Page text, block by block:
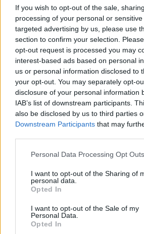
If you wish to opt-out of the sale,
processing of your personal or
targeted advertising by us, please use
section to confirm your selection.
opt-out request is processed you may
interest-based ads based on personal
us or personal information disclosed to
your opt-out. You may separately opt-
disclosure of your personal information
IAB’s list of downstream participants.
also be disclosed by us to third parties
Downstream Participants that may
Personal Data Processing Opt Outs
I want to opt-out of the Sharing of
personal data.
Opted In
I want to opt-out of the Sale of my
Personal Data.
Opted In
vedere a Makarska, sia sul
sotto il profilo della crescita
La prima giornata va in quella
Domani mattina ultima
Norvegia, già battuta
inaugurale. Nel pomeriggio i
La promozione alla
è ancora lì, a disposizione.
@rhynosmm